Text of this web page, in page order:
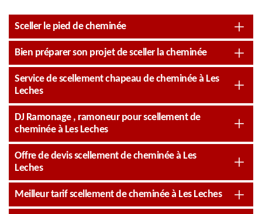
Sceller le pied de cheminée
Bien préparer son projet de sceller la cheminée
Service de scellement chapeau de cheminée à Les
Leches
DJ Ramonage , ramoneur pour scellement de
cheminée à Les Leches
Offre de devis scellement de cheminée à Les
Leches
Meilleur tarif scellement de cheminée à Les Leches